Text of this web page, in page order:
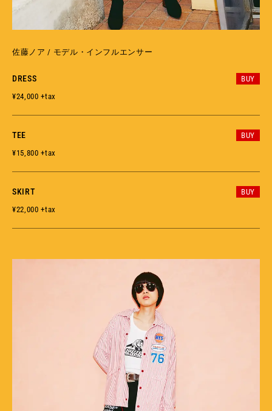
佐藤ノア / モデル・インフルエンサー
DRESS
BUY
¥24,000 +tax
TEE
BUY
¥15,800 +tax
SKIRT
BUY
¥22,000 +tax